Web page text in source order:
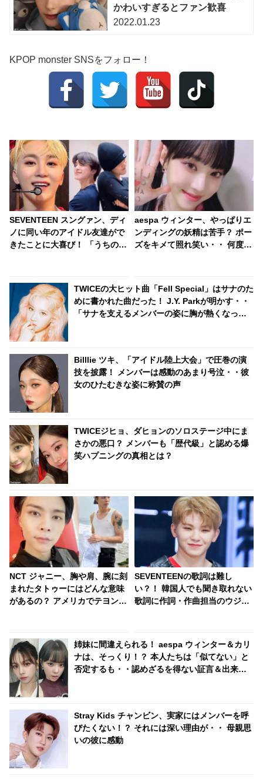
かわいすぎるとファン歓喜
2022.01.23
KPOP monster SNSをフォロー！
SEVENTEEN スングァン、ディ
ノに同い年のアイドル友達がで
きたことに大喜び！ 「うちのデ
しまくり！ ディノの友達とはい
ったいダレ？
aespa ウィンター、やっぱりエ
ンディングの妖精は苦手？ ポー
ズをキメて照れ笑い・・ 何度や
TWICEの大ヒット曲「Fell Special」はサナのた
めに書かれた曲だった！ J.Y. Parkが明かす・・
「サナを支えるメンバーの姿に胸が熱くなっ
Billlie ツキ、「アイドル陸上大会」で圧巻の演
技を披露！ メンバーは感動のあまり号泣・・彼
女のひたむきな姿に称賛の声
TWICEジヒョ、ダヒョンのソロステージ中にま
さかの悪口？ メンバーも「歴代級」と認める爆
笑ハプニングの真相とは？
NCT ジャニー、胸や肩、腕に刻
まれたタトゥーにはどんな意味
があるの？ アメリカでテヨン、
SEVENTEENの歌詞は難し
い？！ 韓国人でも聞き取れない
歌詞に作詞・作曲担当のウジの
姉妹に間違えられる！ aespa ウィンター＆カリ
ナは、そっくり！？ 本人たちは「似てない」と
否定するも・・認めざるを得ない証言＆出来事
Stray Kids チャンビン、実家にはメンバーを呼
びたくない！？ それには深い理由が・・ 母親思
いの彼に感動